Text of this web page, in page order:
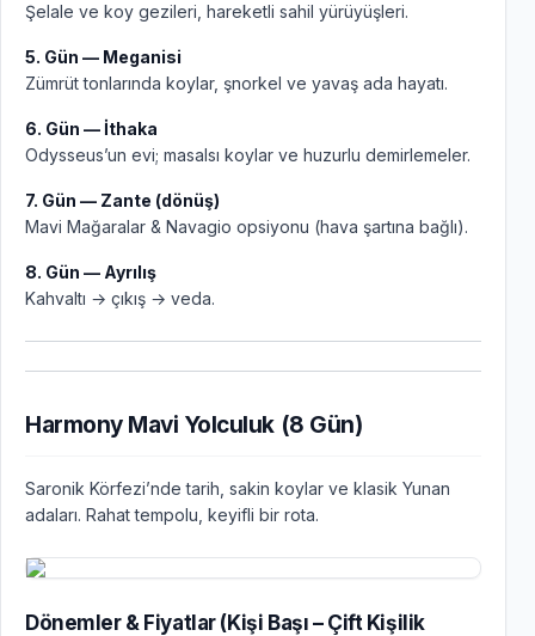
Şelale ve koy gezileri, hareketli sahil yürüyüşleri.
5. Gün — Meganisi
Zümrüt tonlarında koylar, şnorkel ve yavaş ada hayatı.
6. Gün — İthaka
Odysseus’un evi; masalsı koylar ve huzurlu demirlemeler.
7. Gün — Zante (dönüş)
Mavi Mağaralar & Navagio opsiyonu (hava şartına bağlı).
8. Gün — Ayrılış
Kahvaltı → çıkış → veda.
Harmony Mavi Yolculuk (8 Gün)
Saronik Körfezi’nde tarih, sakin koylar ve klasik Yunan
adaları. Rahat tempolu, keyifli bir rota.
Dönemler & Fiyatlar (Kişi Başı – Çift Kişilik